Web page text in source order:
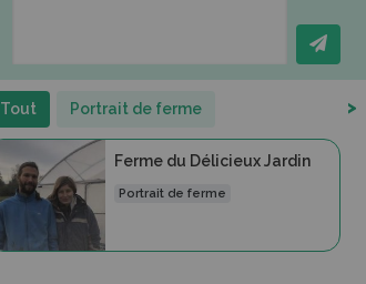
Tout Portrait de ferme >
Ferme du Délicieux Jardin
Portrait de ferme